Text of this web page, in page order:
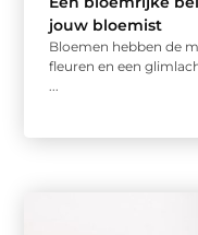
jouw bloemist
Bloemen hebben de
fleuren en een
...